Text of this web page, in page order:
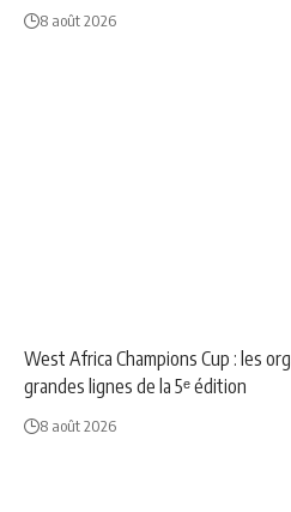
8 août 2026
West Africa Champions Cup : les
grandes lignes de la 5ᵉ édition
8 août 2026